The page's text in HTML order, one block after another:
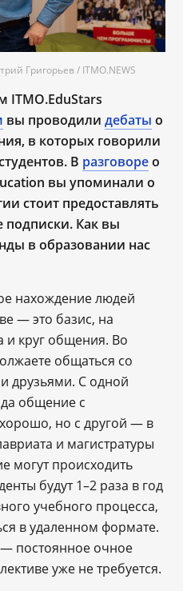
Григорьев / ITMO.NEWS
ITMO.EduStars
вы проводилидебаты о
в которых говорили
В разговорео
вы упоминали о
стоит предоставлять
подписки. Как вы
в образовании нас
нахождение людей
— это базис, на
и круг общения. Во
общаться со
друзьями. С одной
общение с
но с другой ― в
и магистратуры
могут происходить
будут 1–2 раза в год
учебного процесса,
в удаленном формате.
постоянное очное
уже не требуется.